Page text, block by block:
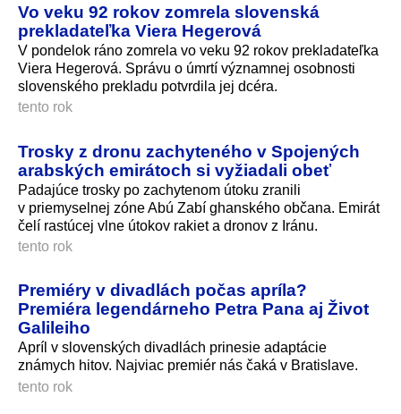
Vo veku 92 rokov zomrela slovenská
prekladateľka Viera Hegerová
V pondelok ráno zomrela vo veku 92 rokov prekladateľka
Viera Hegerová. Správu o úmrtí významnej osobnosti
slovenského prekladu potvrdila jej dcéra.
tento rok
Trosky z dronu zachyteného v Spojených
arabských emirátoch si vyžiadali obeť
Padajúce trosky po zachytenom útoku zranili
v priemyselnej zóne Abú Zabí ghanského občana. Emirát
čelí rastúcej vlne útokov rakiet a dronov z Iránu.
tento rok
Premiéry v divadlách počas apríla?
Premiéra legendárneho Petra Pana aj Život
Galileiho
Apríl v slovenských divadlách prinesie adaptácie
známych hitov. Najviac premiér nás čaká v Bratislave.
tento rok